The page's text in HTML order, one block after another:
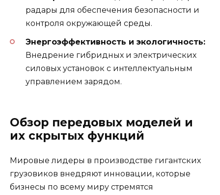
радары для обеспечения безопасности и
контроля окружающей среды.
Энергоэффективность и экологичность:
Внедрение гибридных и электрических
силовых установок с интеллектуальным
управлением зарядом.
Обзор передовых моделей и
их скрытых функций
Мировые лидеры в производстве гигантских
грузовиков внедряют инновации, которые
бизнесы по всему миру стремятся